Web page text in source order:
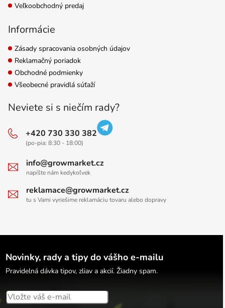
Veľkoobchodný predaj
Informácie
Zásady spracovania osobných údajov
Reklamačný poriadok
Obchodné podmienky
Všeobecné pravidlá súťaží
Neviete si s niečím rady?
+420 730 330 382
(po-pia: 8:30 - 18:00)
info@growmarket.cz
napíšte nám kedykoľvek
reklamace@growmarket.cz
tu s Vami vyriešime reklamáciu tovaru alebo dopravy
Novinky, rady a tipy do vášho e-mailu
Pravidelná dávka tipov, zliav a akcií. Žiadny spam.